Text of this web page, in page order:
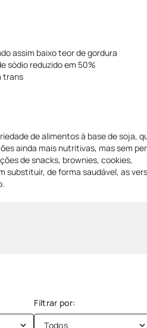
assim baixo teor de gordura
sódio reduzido em 50%
trans
de alimentos à base de soja,
ainda mais nutritivas, mas sem
de snacks, brownies, cookies,
substituir, de forma saudável, as
Todos